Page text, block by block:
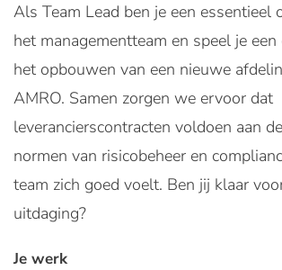
Als Team Lead ben je een essentieel
het managementteam en speel je
het opbouwen van een nieuwe
AMRO. Samen zorgen we ervoor dat
leverancierscontracten voldoen aan
normen van risicobeheer en
team zich goed voelt. Ben jij klaar
uitdaging?
Je werk